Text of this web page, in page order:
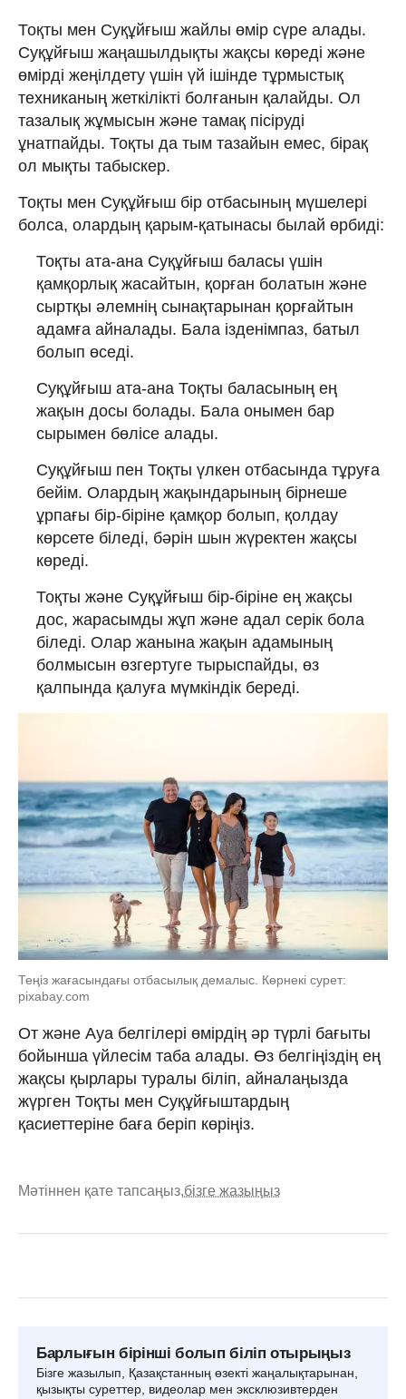
Тоқты мен Суқұйғыш жайлы өмір сүре алады.
Суқұйғыш жаңашылдықты жақсы көреді және
өмірді жеңілдету үшін үй ішінде тұрмыстық
техниканың жеткілікті болғанын қалайды. Ол
тазалық жұмысын және тамақ пісіруді
ұнатпайды. Тоқты да тым тазайын емес, бірақ
ол мықты табыскер.
Тоқты мен Суқұйғыш бір отбасының мүшелері
болса, олардың қарым-қатынасы былай өрбиді:
Тоқты ата-ана Суқұйғыш баласы үшін
қамқорлық жасайтын, қорған болатын және
сыртқы әлемнің сынақтарынан қорғайтын
адамға айналады. Бала ізденімпаз, батыл
болып өседі.
Суқұйғыш ата-ана Тоқты баласының ең
жақын досы болады. Бала онымен бар
сырымен бөлісе алады.
Суқұйғыш пен Тоқты үлкен отбасында тұруға
бейім. Олардың жақындарының бірнеше
ұрпағы бір-біріне қамқор болып, қолдау
көрсете біледі, бәрін шын жүректен жақсы
көреді.
Тоқты және Суқұйғыш бір-біріне ең жақсы
дос, жарасымды жұп және адал серік бола
біледі. Олар жанына жақын адамының
болмысын өзгертуге тырыспайды, өз
қалпында қалуға мүмкіндік береді.
Теңіз жағасындағы отбасылық демалыс. Көрнекі сурет:
pixabay.com
От және Ауа белгілері өмірдің әр түрлі бағыты
бойынша үйлесім таба алады. Өз белгіңіздің ең
жақсы қырлары туралы біліп, айналаңызда
жүрген Тоқты мен Суқұйғыштардың
қасиеттеріне баға беріп көріңіз.
Мәтіннен қате тапсаңыз,бізге жазыңыз
Барлығын бірінші болып біліп отырыңыз
Бізге жазылып, Қазақстанның өзекті жаңалықтарынан,
қызықты суреттер, видеолар мен эксклюзивтерден